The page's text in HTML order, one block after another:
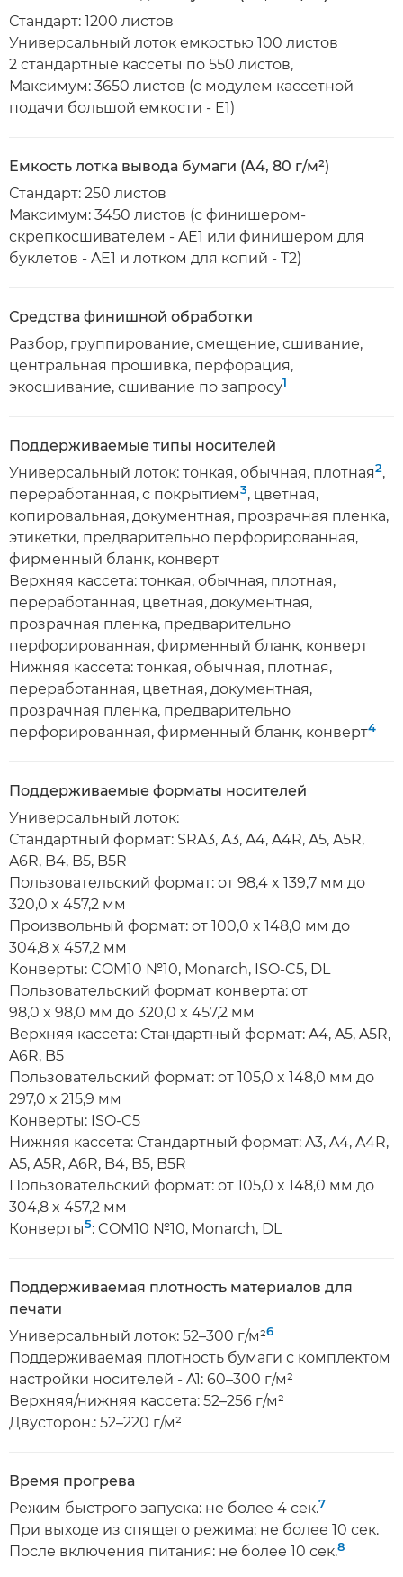
Стандарт: 1200 листов
Универсальный лоток емкостью 100 листов
2 стандартные кассеты по 550 листов,
Максимум: 3650 листов (с модулем кассетной
подачи большой емкости - E1)
Емкость лотка вывода бумаги (A4, 80 г/м²)
Стандарт: 250 листов
Максимум: 3450 листов (с финишером-
скрепкосшивателем - AE1 или финишером для
буклетов - AE1 и лотком для копий - T2)
Средства финишной обработки
Разбор, группирование, смещение, сшивание,
центральная прошивка, перфорация,
экосшивание, сшивание по запросу1
Поддерживаемые типы носителей
Универсальный лоток: тонкая, обычная, плотная2,
переработанная, с покрытием3, цветная,
копировальная, документная, прозрачная пленка,
этикетки, предварительно перфорированная,
фирменный бланк, конверт
Верхняя кассета: тонкая, обычная, плотная,
переработанная, цветная, документная,
прозрачная пленка, предварительно
перфорированная, фирменный бланк, конверт
Нижняя кассета: тонкая, обычная, плотная,
переработанная, цветная, документная,
прозрачная пленка, предварительно
перфорированная, фирменный бланк, конверт4
Поддерживаемые форматы носителей
Универсальный лоток:
Стандартный формат: SRA3, A3, A4, A4R, A5, A5R,
A6R, B4, B5, B5R
Пользовательский формат: от 98,4 x 139,7 мм до
320,0 x 457,2 мм
Произвольный формат: от 100,0 x 148,0 мм до
304,8 x 457,2 мм
Конверты: COM10 №10, Monarch, ISO-C5, DL
Пользовательский формат конверта: от
98,0 x 98,0 мм до 320,0 x 457,2 мм
Верхняя кассета: Стандартный формат: A4, A5, A5R,
A6R, B5
Пользовательский формат: от 105,0 x 148,0 мм до
297,0 x 215,9 мм
Конверты: ISO-C5
Нижняя кассета: Стандартный формат: A3, A4, A4R,
A5, A5R, A6R, B4, B5, B5R
Пользовательский формат: от 105,0 x 148,0 мм до
304,8 x 457,2 мм
Конверты5: COM10 №10, Monarch, DL
Поддерживаемая плотность материалов для
печати
Универсальный лоток: 52–300 г/м²6
Поддерживаемая плотность бумаги с комплектом
настройки носителей - A1: 60–300 г/м²
Верхняя/нижняя кассета: 52–256 г/м²
Двусторон.: 52–220 г/м²
Время прогрева
Режим быстрого запуска: не более 4 сек.7
При выходе из спящего режима: не более 10 сек.
После включения питания: не более 10 сек.8